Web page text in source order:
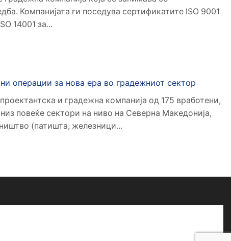
Компанијата ги поседува сертификатите ISO 9001
14001 за...
операции за нова ера во градежниот сектор
и градежна компанија од 175 вработени,
повеќе сектори на ниво на Северна Македонија,
(патишта, железници...